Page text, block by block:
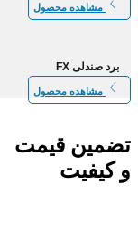
مشاهده محصول
برد صندلی FX
مشاهده محصول
تضمین قیمت
و کیفیت